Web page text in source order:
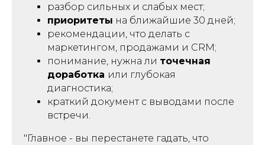
разбор сильных и слабых мест;
приоритеты на ближайшие 30 дней;
рекомендации, что делать с
маркетингом, продажами и CRM;
понимание, нужна ли точечная
доработка или глубокая
диагностика;
краткий документ с выводами после
встречи.
"Главное - вы перестанете гадать, что